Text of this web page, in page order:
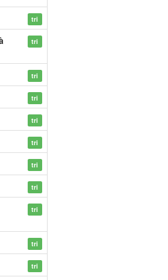
tri
tri
tri
tri
tri
tri
tri
tri
tri
tri
tri